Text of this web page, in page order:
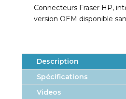
Connecteurs Fraser HP,
version OEM disponible
Description
Spécifications
Videos